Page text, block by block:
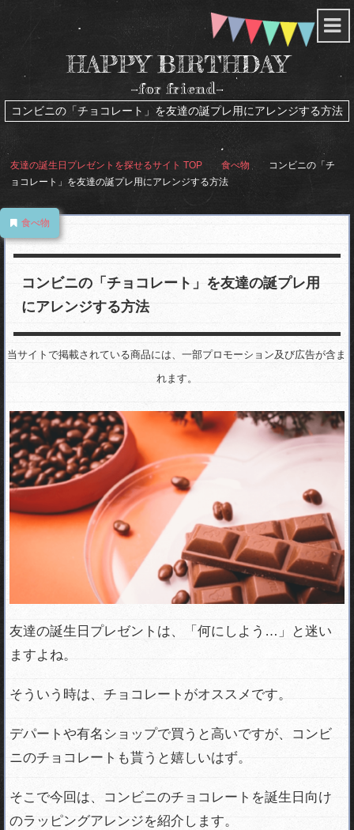
HAPPY BIRTHDAY
-for friend-
コンビニの「チョコレート」を友達の誕プレ用にアレンジする方法
友達の誕生日プレゼントを探せるサイト TOP 食べ物
コンビニの「チ
ョコレート」を友達の誕プレ用にアレンジする方法
食べ物
コンビニの「チョコレート」を友達の誕プレ用
にアレンジする方法
当サイトで掲載されている商品には、一部プロモーション及び広告が含ま
れます。
友達の誕生日プレゼントは、「何にしよう…」と迷い
ますよね。
そういう時は、チョコレートがオススメです。
デパートや有名ショップで買うと高いですが、コンビ
ニのチョコレートも貰うと嬉しいはず。
そこで今回は、コンビニのチョコレートを誕生日向け
のラッピングアレンジを紹介します。